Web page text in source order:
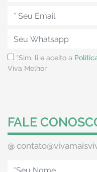
verdade, o que ela
Olga Goulart - Quantos
que momento ela
dias: se ela for
Os sinais da TPM
diferente no número de
cada ciclo, contudo
costumo dividir o ciclo
de sangria, fase no qual
*Sim, li e aceito a
Viva Melhor
FALE
@